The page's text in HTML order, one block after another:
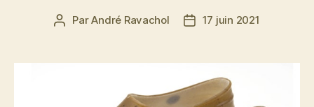
Auteur
ParAndré Ravachol
Date17 juin 2021